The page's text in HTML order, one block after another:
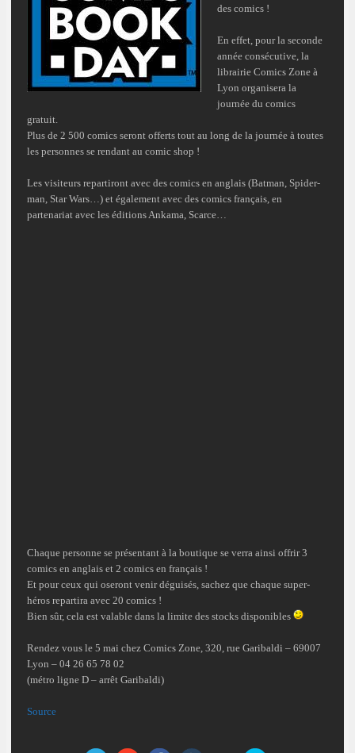
des comics !
En effet, pour la seconde
année consécutive, la
librairie Comics Zone à
Lyon organisera la
journée du comics
gratuit.
Plus de 2 500 comics seront offerts tout au long de la journée à toutes
les personnes se rendant au comic shop !
Les visiteurs repartiront avec des comics en anglais (Batman, Spider-
man, Star Wars…) et également avec des comics français, en
partenariat avec les éditions Ankama, Scarce…
Chaque personne se présentant à la boutique se verra ainsi offrir 3
comics en anglais et 2 comics en français !
Et pour ceux qui oseront venir déguisés, sachez que chaque super-
héros repartira avec 20 comics !
Bien sûr, cela est valable dans la limite des stocks disponibles
Rendez vous le 5 mai chez Comics Zone, 320, rue Garibaldi – 69007
Lyon – 04 26 65 78 02
(métro ligne D – arrêt Garibaldi)
Source